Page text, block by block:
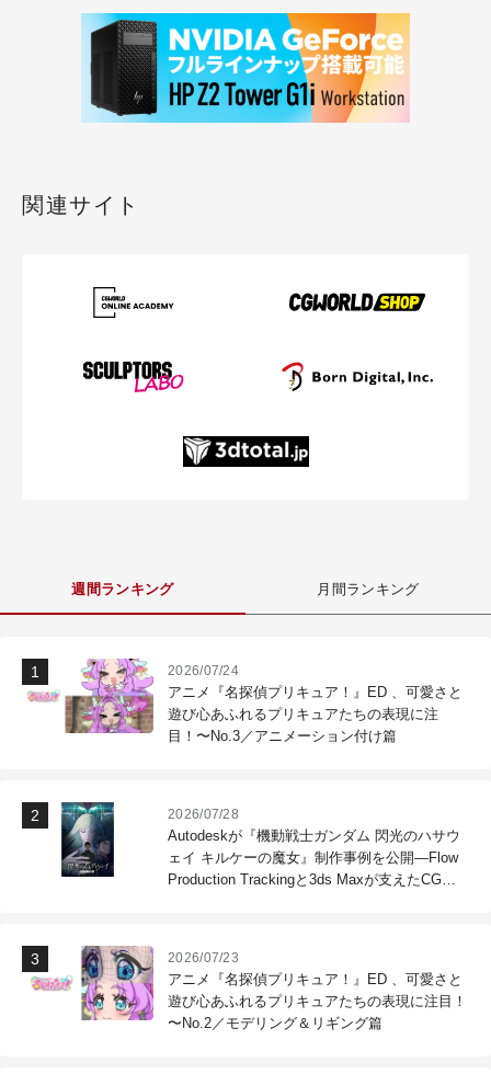
関連サイト
週間ランキング 月間ランキング
2026/07/24
アニメ『名探偵プリキュア！』ED 、可愛さと
遊び心あふれるプリキュアたちの表現に注
目！〜No.3／アニメーション付け篇
2026/07/28
Autodeskが『機動戦士ガンダム 閃光のハサウ
ェイ キルケーの魔女』制作事例を公開―Flow
Production Trackingと3ds Maxが支えたCG制
2026/07/23
アニメ『名探偵プリキュア！』ED 、可愛さと
遊び心あふれるプリキュアたちの表現に注目！
〜No.2／モデリング＆リギング篇